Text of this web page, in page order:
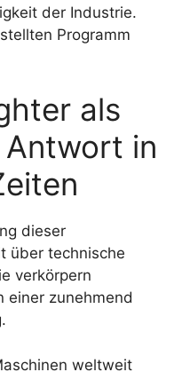
der Industrie.
Programm
als
in
dieser
über technische
verkörpern
einer zunehmend
weltweit